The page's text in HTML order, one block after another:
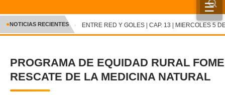
☰
INICIO
CRÓNICA
DEPORTES ✕
●NOTICIAS RECIENTES ENTRE RED Y GOLES | CAP. 13 | MIERCOLES 5 DE
PROGRAMA DE EQUIDAD RURAL
RESCATE DE LA MEDICINA NATURAL